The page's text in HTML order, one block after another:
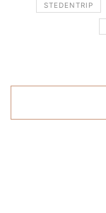
STEDENTRIP